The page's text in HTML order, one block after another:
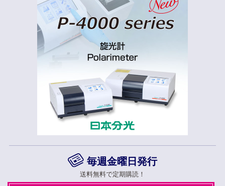
毎週金曜日発行
送料無料で定期購読！